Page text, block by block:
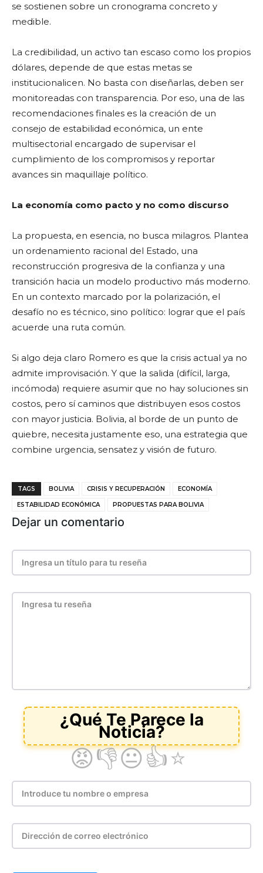
se sostienen sobre un cronograma concreto y
medible.
La credibilidad, un activo tan escaso como los propios
dólares, depende de que estas metas se
institucionalicen. No basta con diseñarlas, deben ser
monitoreadas con transparencia. Por eso, una de las
recomendaciones finales es la creación de un
consejo de estabilidad económica, un ente
multisectorial encargado de supervisar el
cumplimiento de los compromisos y reportar
avances sin maquillaje político.
La economía como pacto y no como discurso
La propuesta, en esencia, no busca milagros. Plantea
un ordenamiento racional del Estado, una
reconstrucción progresiva de la confianza y una
transición hacia un modelo productivo más moderno.
En un contexto marcado por la polarización, el
desafío no es técnico, sino político: lograr que el país
acuerde una ruta común.
Si algo deja claro Romero es que la crisis actual ya no
admite improvisación. Y que la salida (difícil, larga,
incómoda) requiere asumir que no hay soluciones sin
costos, pero sí caminos que distribuyen esos costos
con mayor justicia. Bolivia, al borde de un punto de
quiebre, necesita justamente eso, una estrategia que
combine urgencia, sensatez y visión de futuro.
TAGS BOLIVIA CRISIS Y RECUPERACIÓN ECONOMÍA
ESTABILIDAD ECONÓMICA PROPUESTAS PARA BOLIVIA
Dejar un comentario